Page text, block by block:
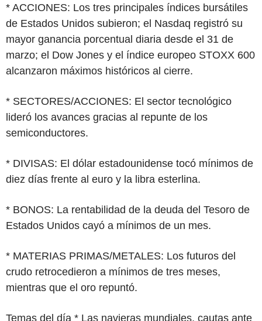
* ACCIONES: Los tres principales índices bursátiles
de Estados Unidos subieron; el Nasdaq registró su
mayor ganancia porcentual diaria desde el 31 de
marzo; el Dow Jones y el índice europeo STOXX 600
alcanzaron máximos históricos al cierre.
* SECTORES/ACCIONES: El sector tecnológico
lideró los avances gracias al repunte de los
semiconductores.
* DIVISAS: El dólar estadounidense tocó mínimos de
diez días frente al euro y la libra esterlina.
* BONOS: La rentabilidad de la deuda del Tesoro de
Estados Unidos cayó a mínimos de un mes.
* MATERIAS PRIMAS/METALES: Los futuros del
crudo retrocedieron a mínimos de tres meses,
mientras que el oro repuntó.
Temas del día * Las navieras mundiales, cautas ante